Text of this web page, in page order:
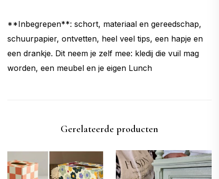
**Inbegrepen**: schort, materiaal en gereedschap,
schuurpapier, ontvetten, heel veel tips, een hapje en
een drankje. Dit neem je zelf mee: kledij die vuil mag
worden, een meubel en je eigen Lunch
Gerelateerde producten